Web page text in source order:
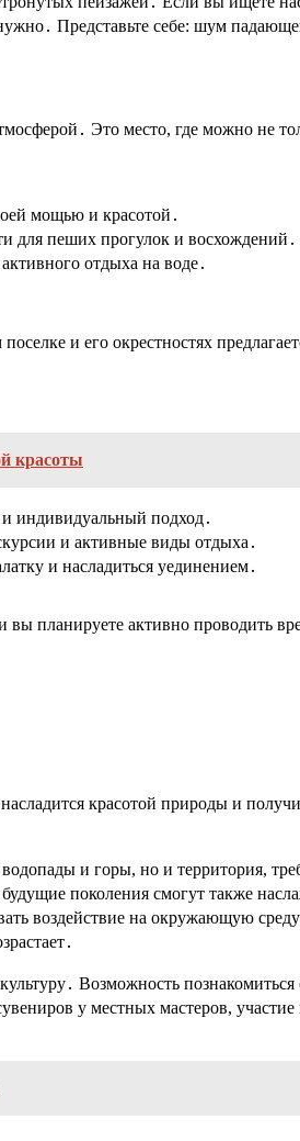
Представьте себе: шум
Это место, где можно не
мощью и красотой․
для пеших прогулок и восхождений․
отдыха на воде․
и его окрестностях
красоты
индивидуальный подход․
и активные виды отдыха․
и насладиться уединением․
планируете активно проводить
красотой природы и
и горы, но и территория,
поколения смогут также
воздействие на окружающую
Возможность
у местных мастеров,